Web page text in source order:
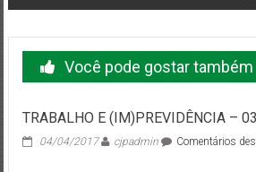
Você pode gostar também
TRABALHO E (IM)PREVIDÊNCIA –
04/04/2017 cjpadmin Comentários